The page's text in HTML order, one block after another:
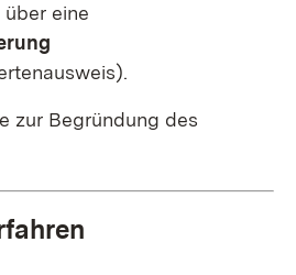
eine
zur Begründung des